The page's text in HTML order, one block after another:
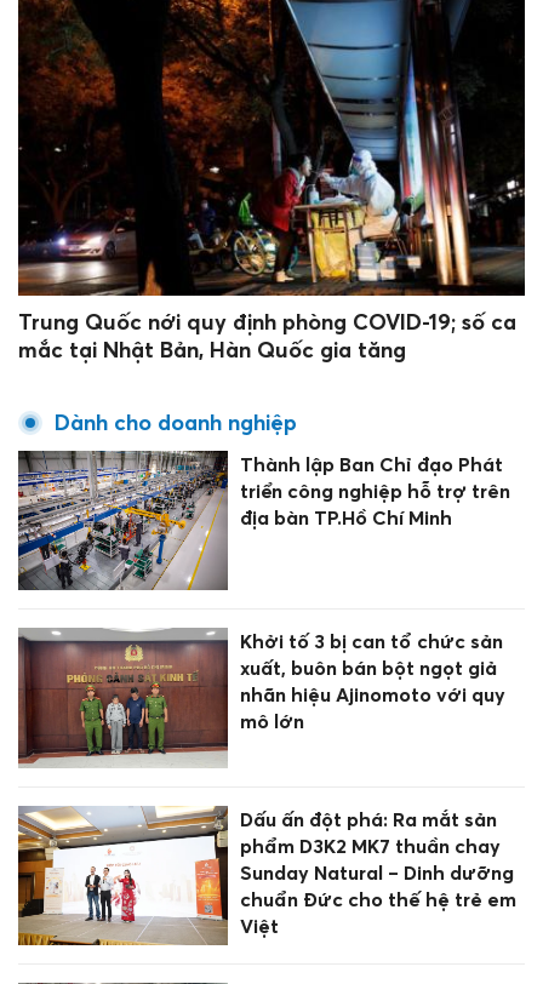
Trung Quốc nới quy định phòng COVID-19; số ca
mắc tại Nhật Bản, Hàn Quốc gia tăng
Dành cho doanh nghiệp
Thành lập Ban Chỉ đạo Phát
triển công nghiệp hỗ trợ trên
địa bàn TP.Hồ Chí Minh
Khởi tố 3 bị can tổ chức sản
xuất, buôn bán bột ngọt giả
nhãn hiệu Ajinomoto với quy
mô lớn
Dấu ấn đột phá: Ra mắt sản
phẩm D3K2 MK7 thuần chay
Sunday Natural – Dinh dưỡng
chuẩn Đức cho thế hệ trẻ em
Việt